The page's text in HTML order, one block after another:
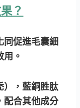
？
同促進毛囊細
。
），藍銅胜肽
配合其他成分